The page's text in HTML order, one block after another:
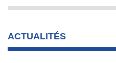
ACTUALITÉS